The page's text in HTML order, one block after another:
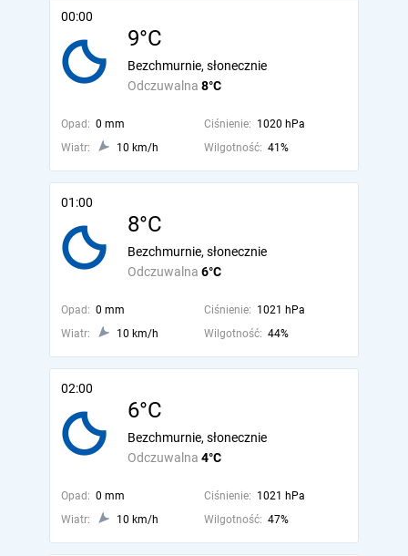
00:00
9°C
Odczuwalna 8°C
Bezchmurnie, słonecznie
Opad: 0 mm Ciśnienie: 1020 hPa
Wiatr:
10 km/h Wilgotność: 41%
01:00
8°C
Odczuwalna 6°C
Bezchmurnie, słonecznie
Opad: 0 mm Ciśnienie: 1021 hPa
Wiatr:
10 km/h Wilgotność: 44%
02:00
6°C
Odczuwalna 4°C
Bezchmurnie, słonecznie
Opad: 0 mm Ciśnienie: 1021 hPa
Wiatr:
10 km/h Wilgotność: 47%